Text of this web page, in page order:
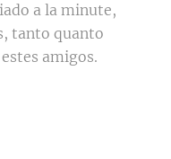
a la minute,
tanto quanto
amigos.